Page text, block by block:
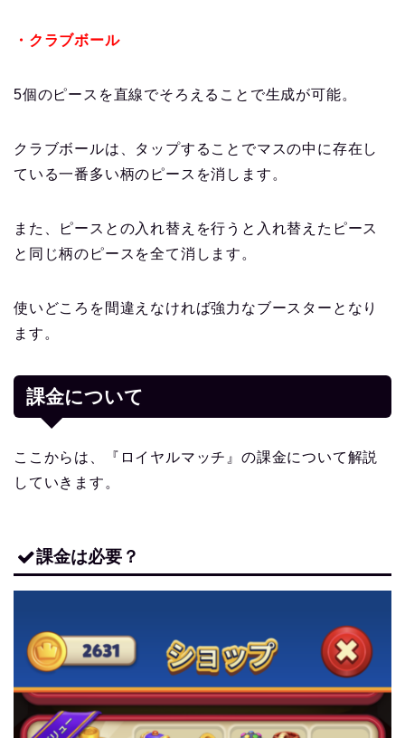
・クラブボール
5個のピースを直線でそろえることで生成が可能。
クラブボールは、タップすることでマスの中に存在し
ている一番多い柄のピースを消します。
また、ピースとの入れ替えを行うと入れ替えたピース
と同じ柄のピースを全て消します。
使いどころを間違えなければ強力なブースターとなり
ます。
課金について
ここからは、『ロイヤルマッチ』の課金について解説
していきます。
課金は必要？